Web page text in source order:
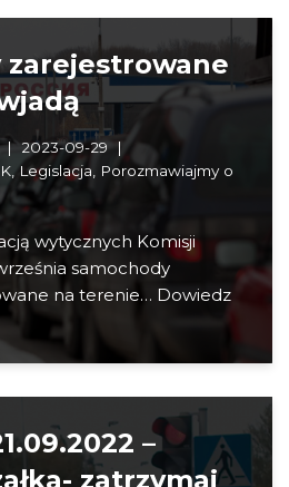
zarejestrowane
2023-09-29
,Legislacja
Porozmawiajmy o
wytycznych Komisji
samochody
na terenie… Dowiedz
–
zatrzymaj